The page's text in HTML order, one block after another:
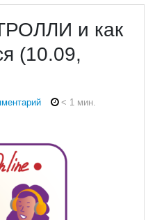
и как
(10.09,
< 1 мин.